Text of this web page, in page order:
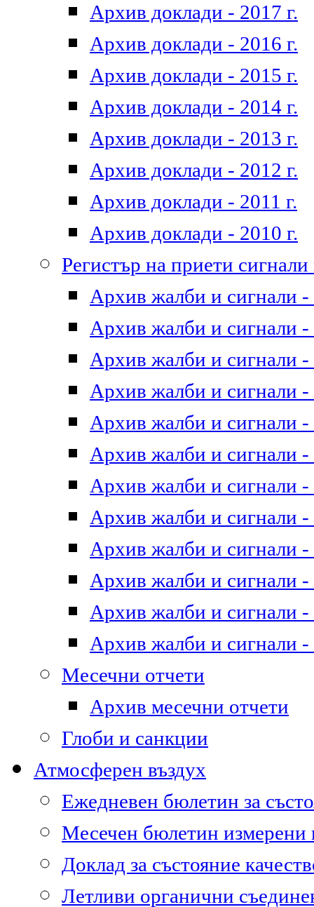
Архив доклади - 2017 г.
Архив доклади - 2016 г.
Архив доклади - 2015 г.
Архив доклади - 2014 г.
Архив доклади - 2013 г.
Архив доклади - 2012 г.
Архив доклади - 2011 г.
Архив доклади - 2010 г.
Регистър на приети
Архив жалби и сигнали -
Архив жалби и сигнали -
Архив жалби и сигнали -
Архив жалби и сигнали -
Архив жалби и сигнали -
Архив жалби и сигнали -
Архив жалби и сигнали -
Архив жалби и сигнали -
Архив жалби и сигнали -
Архив жалби и сигнали -
Архив жалби и сигнали -
Архив жалби и сигнали -
Месечни отчети
Архив месечни отчети
Глоби и санкции
Атмосферен въздух
Ежедневен бюлетин за
Месечен бюлетин
Доклад за състояние
Летливи органични